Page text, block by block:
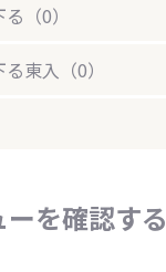
（0）
東入（0）
を確認する